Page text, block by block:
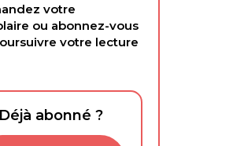
votre
ou abonnez-vous
votre lecture
Déjà abonné ?